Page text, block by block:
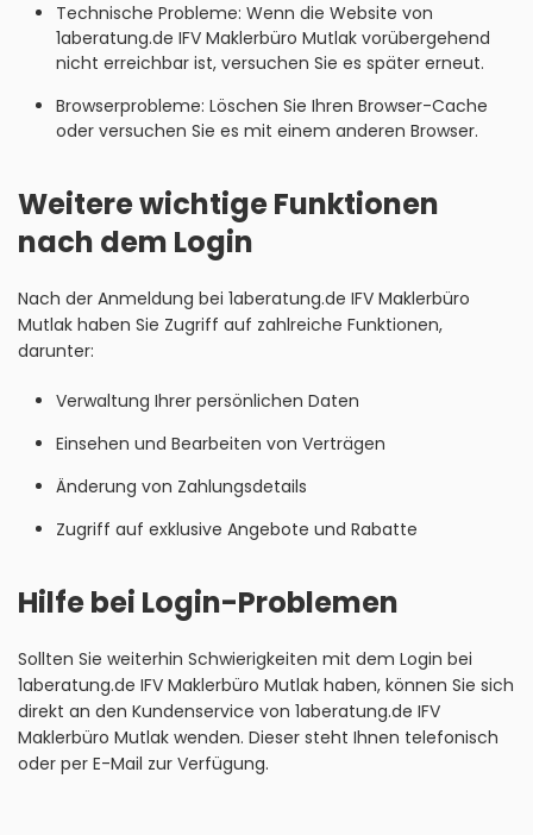
Technische Probleme: Wenn die Website von
1aberatung.de IFV Maklerbüro Mutlak vorübergehend
nicht erreichbar ist, versuchen Sie es später erneut.
Browserprobleme: Löschen Sie Ihren Browser-Cache
oder versuchen Sie es mit einem anderen Browser.
Weitere wichtige Funktionen
nach dem Login
Nach der Anmeldung bei 1aberatung.de IFV Maklerbüro
Mutlak haben Sie Zugriff auf zahlreiche Funktionen,
darunter:
Verwaltung Ihrer persönlichen Daten
Einsehen und Bearbeiten von Verträgen
Änderung von Zahlungsdetails
Zugriff auf exklusive Angebote und Rabatte
Hilfe bei Login-Problemen
Sollten Sie weiterhin Schwierigkeiten mit dem Login bei
1aberatung.de IFV Maklerbüro Mutlak haben, können Sie sich
direkt an den Kundenservice von 1aberatung.de IFV
Maklerbüro Mutlak wenden. Dieser steht Ihnen telefonisch
oder per E-Mail zur Verfügung.